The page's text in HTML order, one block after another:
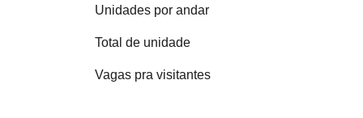
Unidades por andar
Total de unidade
Vagas pra visitantes